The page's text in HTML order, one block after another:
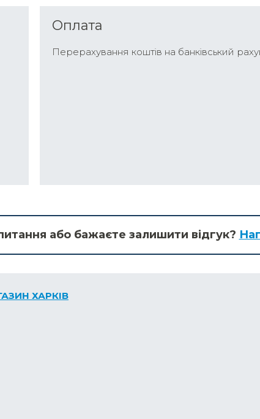
Оплата
Перерахування коштів на банківський
або бажаєте залишити відгук?
ХАРКІВ